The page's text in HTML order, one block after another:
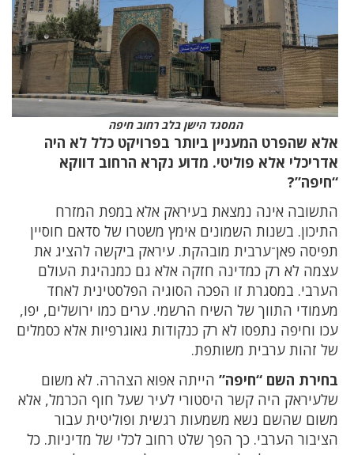
המסגד הישן בלב רחוב חיפה
אלא שהפרט המעניין ביותר בפרויקט כלל לא היה
אדריכלי אלא פוליטי. מדוע נקרא הרחוב דווקא
“חיפה”?
התשובה אינה נמצאת בעיראק אלא במפת המזרח
התיכון. בשנות השמונים אימץ משטרו של סדאם חוסיין
תפיסה פאן־ערבית מובהקת. עיראק ביקשה להציג את
עצמה לא רק כמדינה חזקה אלא גם כמנהיגת העולם
הערבי. במסגרת זו הפכה הסוגיה הפלסטינית לאחד
מעמודי התווך של השיח הרשמי. ערים כמו ירושלים, יפו,
עכו וחיפה נתפסו לא רק כנקודות גאוגרפיות אלא כסמלים
של זהות ערבית משותפת.
בחירת השם “חיפה” הייתה אפוא הצהרה. לא משום
שלעיראק היה קשר היסטורי לעיר שעל חוף הכרמל, אלא
משום שהשם נשא משמעות רגשית ופוליטית עבור
הציבור הערבי. כך הפך שלט רחוב לכלי של מדיניות. כל